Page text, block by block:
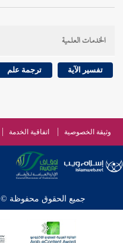
الخدمات العلمية
تفسير الآية ترجمة علم
وثيقة الخصوصية اتفاقية الخدمة
جميع الحقوق محفوظة © 2026 - 1998 لشبكة إسلام ويب